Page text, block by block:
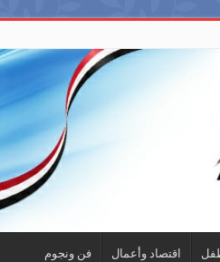
اقتصاد وأعمال فن ونجوم